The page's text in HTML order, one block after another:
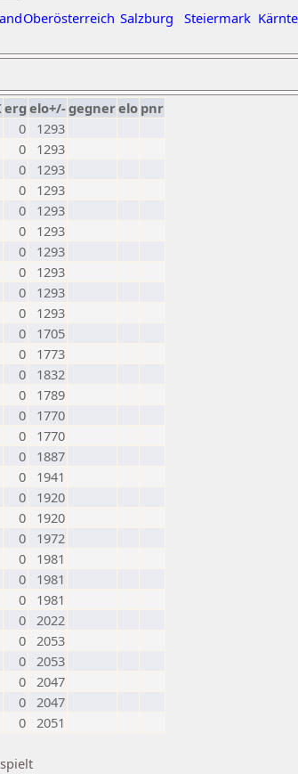
Oberösterreich Salzburg Steiermark
erg elo+/-gegnerelo pnr
0
1293
0
1293
0
1293
0
1293
0
1293
0
1293
0
1293
0
1293
0
1293
0
1293
0
1705
0
1773
0
1832
0
1789
0
1770
0
1770
0
1887
0
1941
0
1920
0
1920
0
1972
0
1981
0
1981
0
1981
0 2022
0 2053
0 2053
0 2047
0 2047
0 2051